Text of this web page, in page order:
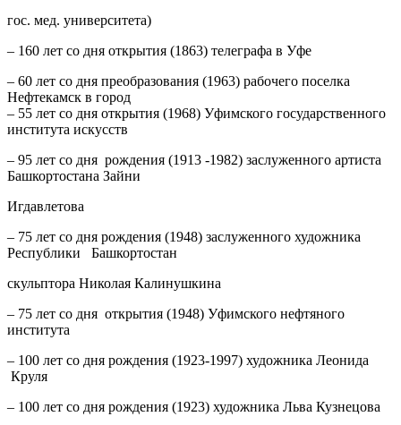
гос. мед. университета)
– 160 лет со дня открытия (1863) телеграфа в Уфе
– 60 лет со дня преобразования (1963) рабочего поселка
Нефтекамск в город
– 55 лет со дня открытия (1968) Уфимского государственного
института искусств
– 95 лет со дня рождения (1913 -1982) заслуженного артиста
Башкортостана Зайни
Игдавлетова
– 75 лет со дня рождения (1948) заслуженного художника
Республики Башкортостан
скульптора Николая Калинушкина
– 75 лет со дня открытия (1948) Уфимского нефтяного
института
– 100 лет со дня рождения (1923-1997) художника Леонида
Круля
– 100 лет со дня рождения (1923) художника Льва Кузнецова